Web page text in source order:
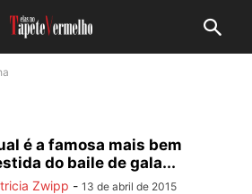
é a famosa mais bem
do baile de gala...
Zwipp - 13 de abril de 2015